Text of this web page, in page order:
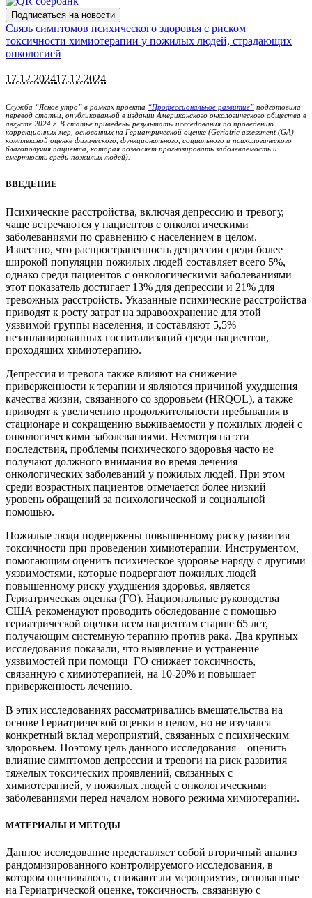
Подписаться на новости
Связь симптомов психического здоровья с риском
токсичности химиотерапии у пожилых людей, страдающих
онкологией
17.12.202417.12.2024
Служба “Ясное утро” в рамках проекта “Профессиональное развитие” подготовила
перевод статьи, опубликованной в издании Американского онкологического общества в
августе 2024 г. В статье приведены результаты исследования по проведению
коррекционных мер, основанных на Гериатрической оценке (Geriatric assessment (GA) —
комплексной оценке физического, функционального, социального и психологического
благополучия пациента, которая позволяет прогнозировать заболеваемость и
смертность среди пожилых людей).
ВВЕДЕНИЕ
Психические расстройства, включая депрессию и тревогу,
чаще встречаются у пациентов с онкологическими
заболеваниями по сравнению с населением в целом.
Известно, что распространенность депрессии среди более
широкой популяции пожилых людей составляет всего 5%,
однако среди пациентов с онкологическими заболеваниями
этот показатель достигает 13% для депрессии и 21% для
тревожных расстройств. Указанные психические расстройства
приводят к росту затрат на здравоохранение для этой
уязвимой группы населения, и составляют 5,5%
незапланированных госпитализаций среди пациентов,
проходящих химиотерапию.
Депрессия и тревога также влияют на снижение
приверженности к терапии и являются причиной ухудшения
качества жизни, связанного со здоровьем (HRQOL), а также
приводят к увеличению продолжительности пребывания в
стационаре и сокращению выживаемости у пожилых людей с
онкологическими заболеваниями. Несмотря на эти
последствия, проблемы психического здоровья часто не
получают должного внимания во время лечения
онкологических заболеваний у пожилых людей. При этом
среди возрастных пациентов отмечается более низкий
уровень обращений за психологической и социальной
помощью.
Пожилые люди подвержены повышенному риску развития
токсичности при проведении химиотерапии. Инструментом,
помогающим оценить психическое здоровье наряду с другими
уязвимостями, которые подвергают пожилых людей
повышенному риску ухудшения здоровья, является
Гериатрическая оценка (ГО). Национальные руководства
США рекомендуют проводить обследование с помощью
гериатрической оценки всем пациентам старше 65 лет,
получающим системную терапию против рака. Два крупных
исследования показали, что выявление и устранение
уязвимостей при помощи ГО снижает токсичность,
связанную с химиотерапией, на 10-20% и повышает
приверженность лечению.
В этих исследованиях рассматривались вмешательства на
основе Гериатрической оценки в целом, но не изучался
конкретный вклад мероприятий, связанных с психическим
здоровьем. Поэтому цель данного исследования – оценить
влияние симптомов депрессии и тревоги на риск развития
тяжелых токсических проявлений, связанных с
химиотерапией, у пожилых людей с онкологическими
заболеваниями перед началом нового режима химиотерапии.
МАТЕРИАЛЫ И МЕТОДЫ
Данное исследование представляет собой вторичный анализ
рандомизированного контролируемого исследования, в
котором оценивалось, снижают ли мероприятия, основанные
на Гериатрической оценке, токсичность, связанную с